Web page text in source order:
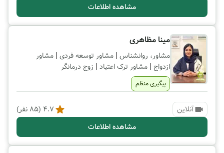
مشاهده اطلاعات
مینا مظاهری
مشاور، روانشناس | مشاور توسعه فردی | مشاور
ازدواج | مشاور ترک اعتیاد | زوج درمانگر
پیگیری منظم
آنلاین 4.7
(
85 نفر)
مشاهده اطلاعات